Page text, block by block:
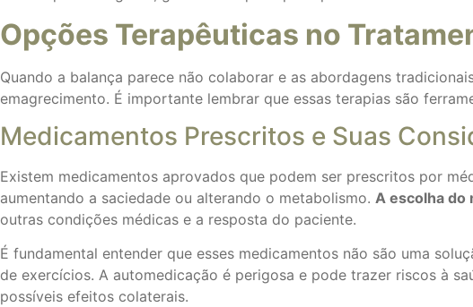
Opções Terapêuticas no
Quando a balança parece não colaborar e as abordagens
emagrecimento. É importante lembrar que essas terapias são
Medicamentos Prescritos e Suas
Existem medicamentos aprovados que podem ser prescritos por
aumentando a saciedade ou alterando o metabolismo. A escolha do
outras condições médicas e a resposta do paciente.
É fundamental entender que esses medicamentos não são uma
de exercícios. A automedicação é perigosa e pode trazer riscos à
possíveis efeitos colaterais.